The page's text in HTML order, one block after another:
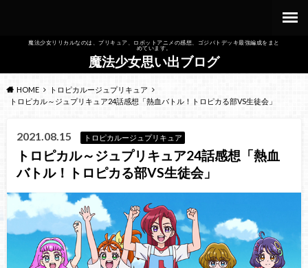
魔法少女リリカルなのは、プリキュア、ロボットアニメの感想、ゴジバトデッキ最強編成をまと
めています。
魔法少女思い出ブログ
HOME
トロピカルージュプリキュア
トロピカル～ジュプリキュア24話感想「熱血バトル！トロピカる部VS生徒会」
2021.08.15 トロピカルージュプリキュア
トロピカル～ジュプリキュア24話感想「熱血
バトル！トロピカる部VS生徒会」